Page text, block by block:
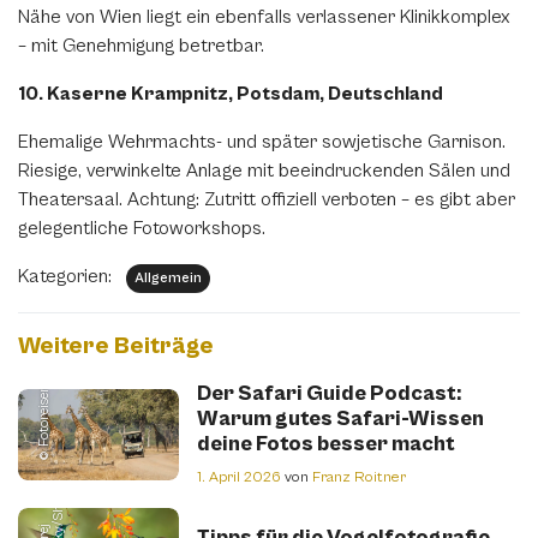
Nähe von Wien liegt ein ebenfalls verlassener Klinikkomplex
– mit Genehmigung betretbar.
10. Kaserne Krampnitz, Potsdam, Deutschland
Ehemalige Wehrmachts- und später sowjetische Garnison.
Riesige, verwinkelte Anlage mit beeindruckenden Sälen und
Theatersaal. Achtung: Zutritt offiziell verboten – es gibt aber
gelegentliche Fotoworkshops.
Kategorien: Allgemein
Weitere Beiträge
© Fotoreisen.com
Der Safari Guide Podcast:
Warum gutes Safari-Wissen
deine Fotos besser macht
1. April 2026 von Franz Roitner
m